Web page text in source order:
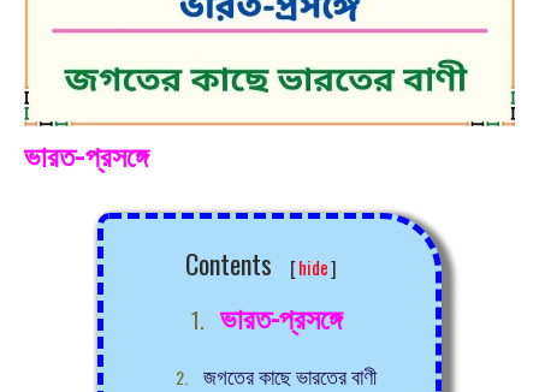
ভারত-প্রসঙ্গে
Contents [hide]
ভারত-প্রসঙ্গে
জগতের কাছে ভারতের বাণী